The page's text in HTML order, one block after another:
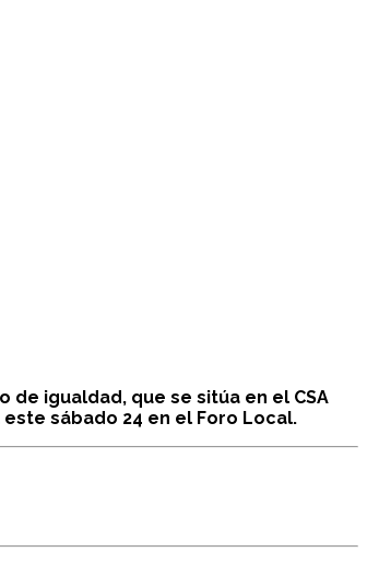
igualdad, que se sitúa en el CSA
sábado 24 en el Foro Local.